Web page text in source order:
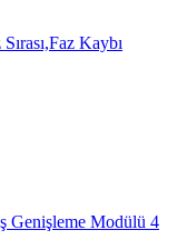
Kaybı
Genişleme Modülü 4